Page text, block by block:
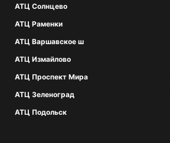
АТЦ Солнцево
АТЦ Раменки
АТЦ Варшавское ш
АТЦ Измайлово
АТЦ Проспект Мира
АТЦ Зеленоград
АТЦ Подольск